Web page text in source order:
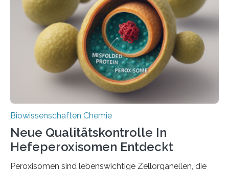
Biowissenschaften Chemie
Neue Qualitätskontrolle In
Hefeperoxisomen Entdeckt
Peroxisomen sind lebenswichtige Zellorganellen, die